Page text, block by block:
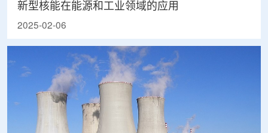
新型核能在能源和工业领域的应用
2025-02-06